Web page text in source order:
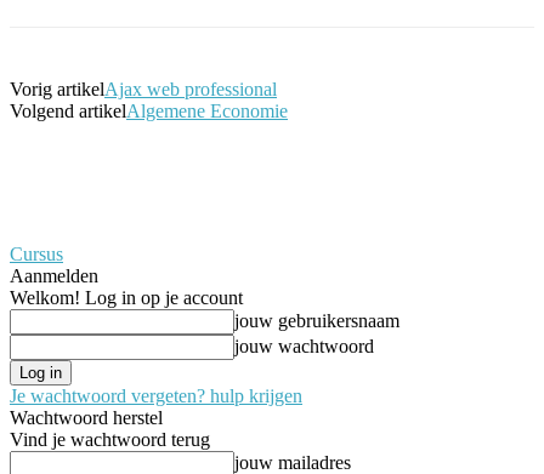
Vorig artikelAjax web professional
Volgend artikelAlgemene Economie
Cursus
Aanmelden
Welkom! Log in op je account
jouw gebruikersnaam
jouw wachtwoord
Je wachtwoord vergeten? hulp krijgen
Wachtwoord herstel
Vind je wachtwoord terug
jouw mailadres